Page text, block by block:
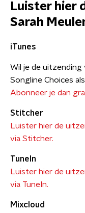
Luister hier
Sarah
iTunes
Wil je de uitzending
Songline Choices
Abonneer je dan
Stitcher
Luister hier de
via Stitcher.
TuneIn
Luister hier de
via TuneIn.
Mixcloud